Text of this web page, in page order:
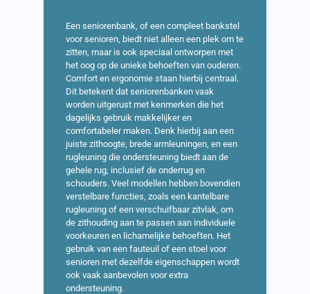
Een seniorenbank, of een compleet bankstel
voor senioren, biedt niet alleen een plek om te
zitten, maar is ook speciaal ontworpen met
het oog op de unieke behoeften van ouderen.
Comfort en ergonomie staan hierbij centraal.
Dit betekent dat seniorenbanken vaak
worden uitgerust met kenmerken die het
dagelijks gebruik makkelijker en
comfortabeler maken. Denk hierbij aan een
juiste zithoogte, brede armleuningen, en een
rugleuning die ondersteuning biedt aan de
gehele rug, inclusief de onderrug en
schouders. Veel modellen hebben bovendien
verstelbare functies, zoals een kantelbare
rugleuning of een verschuifbaar zitvlak, om
de zithouding aan te passen aan individuele
voorkeuren en lichamelijke behoeften. Het
gebruik van een fauteuil of een stoel voor
senioren met dezelfde eigenschappen wordt
ook vaak aanbevolen voor extra
ondersteuning.